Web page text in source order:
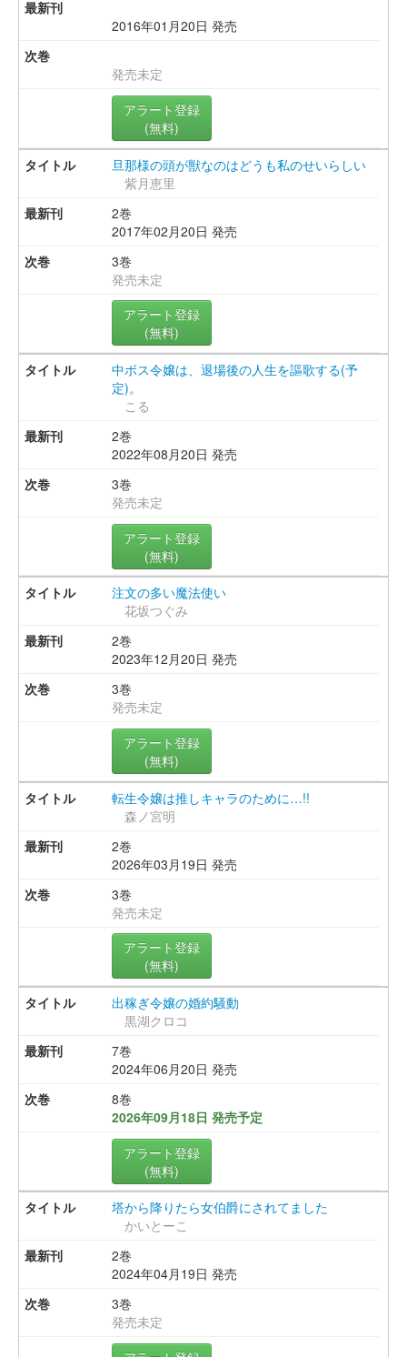
2016年01月20日 発売
発売未定
アラート登録
(無料)
旦那様の頭が獣なのはどうも私のせいらしい
紫月恵里
2巻
2017年02月20日 発売
3巻
発売未定
アラート登録
(無料)
中ボス令嬢は、退場後の人生を謳歌する(予
定)。
こる
2巻
2022年08月20日 発売
3巻
発売未定
アラート登録
(無料)
注文の多い魔法使い
花坂つぐみ
2巻
2023年12月20日 発売
3巻
発売未定
アラート登録
(無料)
転生令嬢は推しキャラのために…!!
森ノ宮明
2巻
2026年03月19日 発売
3巻
発売未定
アラート登録
(無料)
出稼ぎ令嬢の婚約騒動
黒湖クロコ
7巻
2024年06月20日 発売
8巻
2026年09月18日 発売予定
アラート登録
(無料)
塔から降りたら女伯爵にされてました
かいとーこ
2巻
2024年04月19日 発売
3巻
発売未定